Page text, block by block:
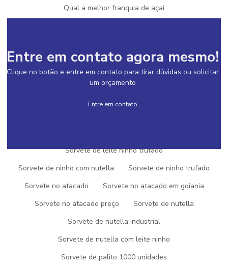
Qual a melhor franquia de açai
Quanto custa uma franquia de sorvete
Sorvete artesanal
Sorvete artesanal cremoso
Sorvete artesanal franquia
Sorvete de leite ninho trufado
Sorvete de ninho com nutella
Sorvete de ninho trufado
Sorvete no atacado
Sorvete no atacado em goiania
Sorvete no atacado preço
Sorvete de nutella
Sorvete de nutella industrial
Sorvete de nutella com leite ninho
Sorvete de palito 1000 unidades
Entre em contato agora mesmo!
Clique no botão e entre em contato para tirar dúvidas ou solicitar
um orçamento
Entre em contato
SOLICITE UM ORÇAMENTO
INFORMAÇÕES